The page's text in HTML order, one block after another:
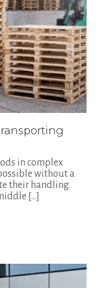
in complex
without a
their handling.
[…]